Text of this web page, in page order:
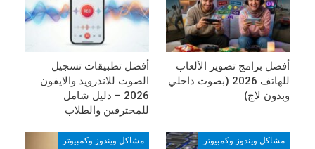
أفضل برامج تصوير الألعاب
للهاتف 2026 (بصوت داخلي
وبدون لاج)
أفضل تطبيقات تسجيل
الصوت للاندرويد والايفون
2026 – دليل شامل
للمحترفين والطلاب
مشاكل ويندوز وكمبيوتر مشاكل ويندوز وكمبيوتر